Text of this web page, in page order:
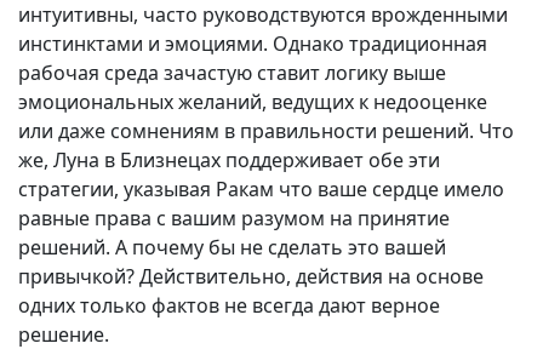
интуитивны, часто руководствуются врожденными
инстинктами и эмоциями. Однако традиционная
рабочая среда зачастую ставит логику выше
эмоциональных желаний, ведущих к недооценке
или даже сомнениям в правильности решений. Что
же, Луна в Близнецах поддерживает обе эти
стратегии, указывая Ракам что ваше сердце имело
равные права с вашим разумом на принятие
решений. А почему бы не сделать это вашей
привычкой? Действительно, действия на основе
одних только фактов не всегда дают верное
решение.